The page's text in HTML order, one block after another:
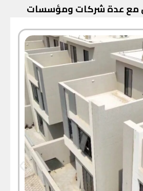
مع عدة شركات ومؤسسات